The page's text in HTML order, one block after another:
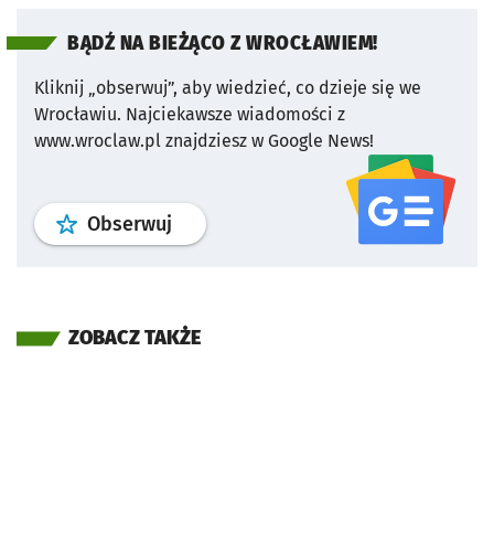
BĄDŹ NA BIEŻĄCO Z WROCŁAWIEM!
Kliknij „obserwuj”, aby wiedzieć, co dzieje się we
Wrocławiu. Najciekawsze wiadomości z
www.wroclaw.pl znajdziesz w Google News!
Obserwuj profil serwisu
ZOBACZ TAKŻE